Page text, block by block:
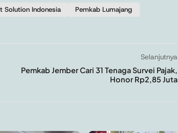
Solution Indonesia
Pemkab Lumajang
Selanjutnya
Pemkab Jember Cari 31 Tenaga Survei Pajak,
Honor Rp2,85 Juta